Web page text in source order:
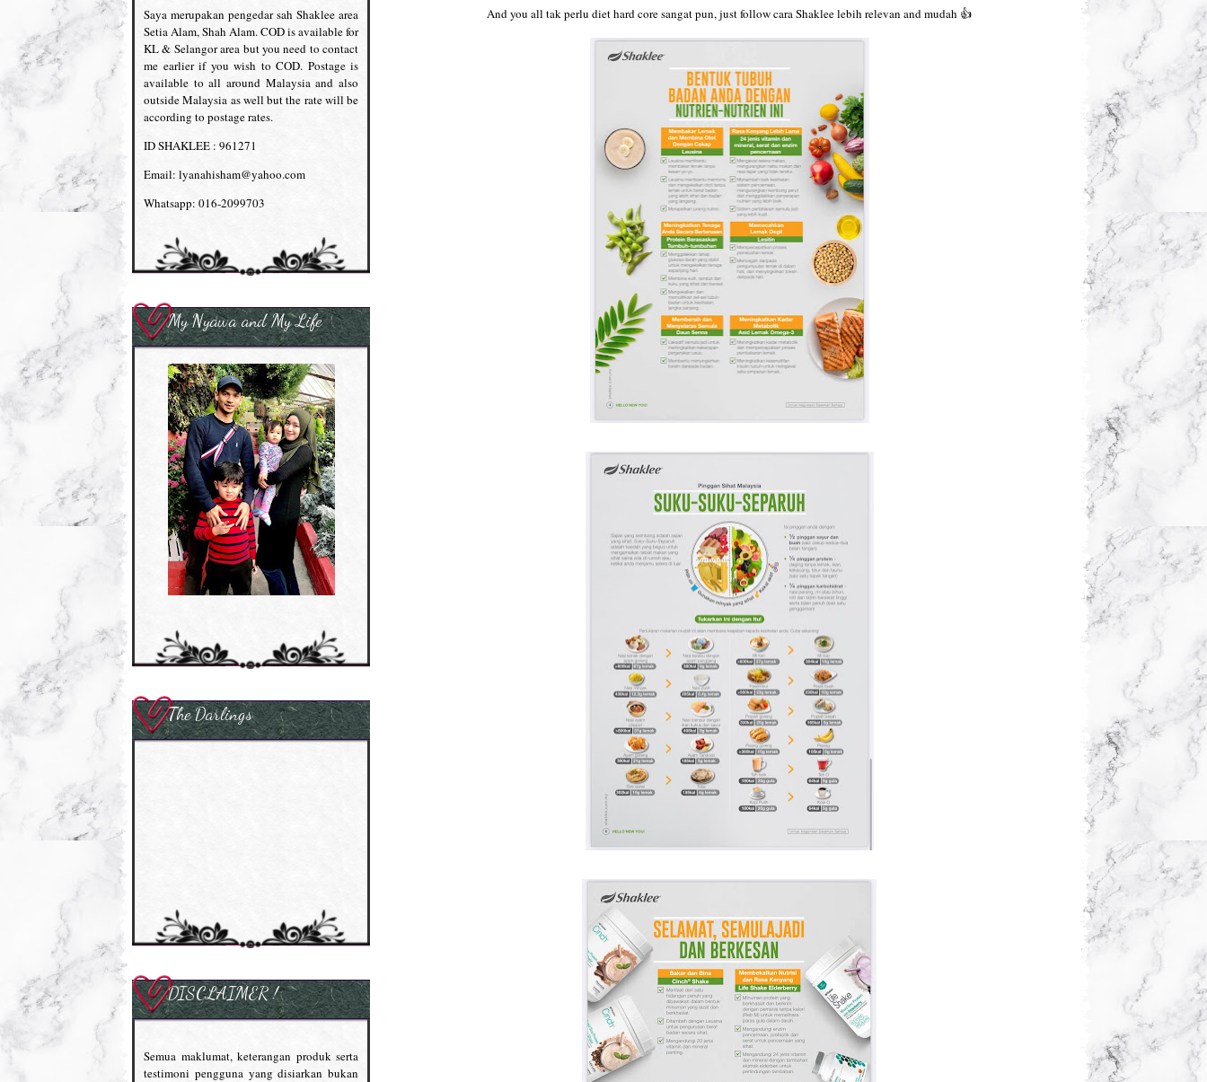
And you all tak perlu diet hard core sangat pun, just follow cara Shaklee lebih relevan and mudah 👍
Saya merupakan pengedar sah Shaklee area
Setia Alam, Shah Alam. COD is available for
KL & Selangor area but you need to contact
me earlier if you wish to COD. Postage is
available to all around Malaysia and also
outside Malaysia as well but the rate will be
according to postage rates.
ID SHAKLEE : 961271
Email: lyanahisham@yahoo.com
Whatsapp: 016-2099703
My Nyawa and My Life
The Darlings
DISCLAIMER !
Semua maklumat, keterangan produk serta
testimoni pengguna yang disiarkan bukan